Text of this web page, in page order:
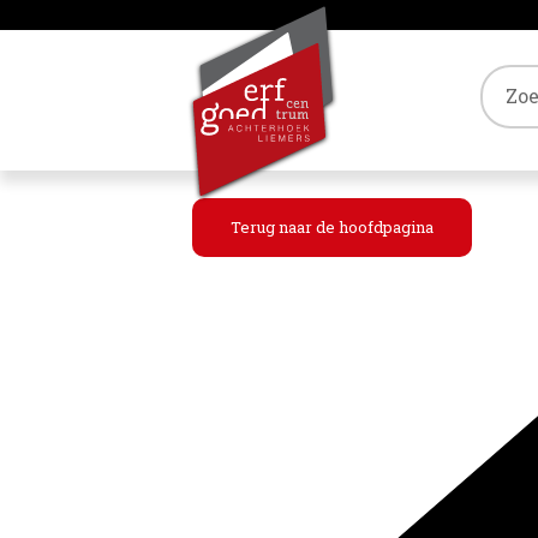
Terug naar de hoofdpagina